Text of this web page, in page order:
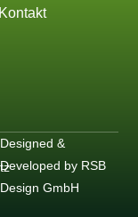
Kontakt
Designed &
Developed by RSB
Design GmbH